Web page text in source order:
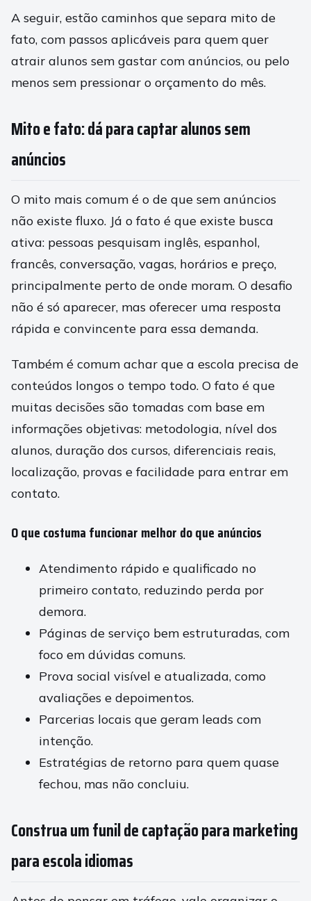
A seguir, estão caminhos que separa mito de
fato, com passos aplicáveis para quem quer
atrair alunos sem gastar com anúncios, ou pelo
menos sem pressionar o orçamento do mês.
Mito e fato: dá para captar alunos sem
anúncios
O mito mais comum é o de que sem anúncios
não existe fluxo. Já o fato é que existe busca
ativa: pessoas pesquisam inglês, espanhol,
francês, conversação, vagas, horários e preço,
principalmente perto de onde moram. O desafio
não é só aparecer, mas oferecer uma resposta
rápida e convincente para essa demanda.
Também é comum achar que a escola precisa de
conteúdos longos o tempo todo. O fato é que
muitas decisões são tomadas com base em
informações objetivas: metodologia, nível dos
alunos, duração dos cursos, diferenciais reais,
localização, provas e facilidade para entrar em
contato.
O que costuma funcionar melhor do que anúncios
Atendimento rápido e qualificado no
primeiro contato, reduzindo perda por
demora.
Páginas de serviço bem estruturadas, com
foco em dúvidas comuns.
Prova social visível e atualizada, como
avaliações e depoimentos.
Parcerias locais que geram leads com
intenção.
Estratégias de retorno para quem quase
fechou, mas não concluiu.
Construa um funil de captação para marketing
para escola idiomas